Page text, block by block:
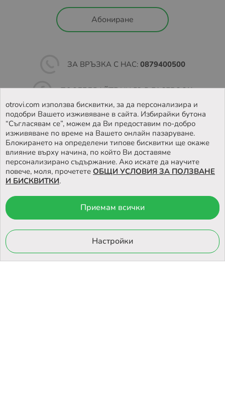
Абониране
ЗА ВРЪЗКА С НАС: 0879400500
ПОСЛЕДВАЙТЕ НИ ВЪВFACEBOOK
НАМЕРЕТЕ НАШИЯТ МАГАЗИН
© 2026 Otrovi.com. Всички права запазени ™ |Карта на сайта
Онлайн магазин
otrovi.com използва бисквитки, за да персонализира и
подобри Вашето изживяване в сайта. Избирайки бутона
“Съгласявам се”, можем да Ви предоставим по-добро
изживяване по време на Вашето онлайн пазаруване.
Блокирането на определени типове бисквитки ще окаже
влияние върху начина, по който Ви доставяме
персонализирано съдържание. Ако искате да научите
повече, моля, прочетете ОБЩИ УСЛОВИЯ ЗА ПОЛЗВАНЕ
И БИСКВИТКИ.
Приемам всички
Настройки